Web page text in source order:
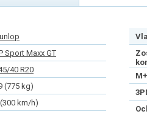
Sport Maxx GT
40 R20
(775 kg)
km/h)